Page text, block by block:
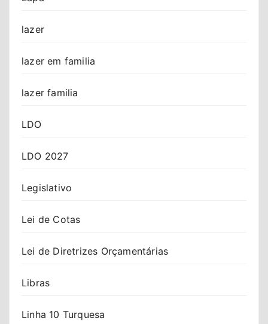
lazer
lazer em familia
lazer familia
LDO
LDO 2027
Legislativo
Lei de Cotas
Lei de Diretrizes Orçamentárias
Libras
Linha 10 Turquesa